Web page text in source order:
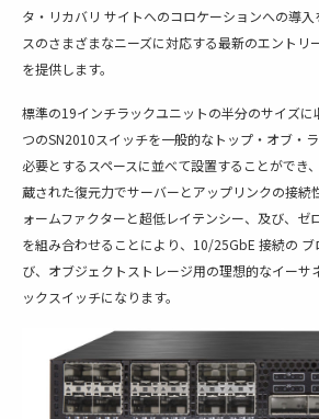
タ・リカバリ サイトへのコロケーションへの導
スのさまざまなニーズに対応する最新のエントリ
を提供します。
標準の19インチラックユニットの半分のサイズ
つのSN2010スイッチを一般的なトップ・オブ・
必要とするスペースに並べて設置することができ
蔵された復元力でサーバーとアップリンクの接続
ォームファクターと超低レイテンシー、及び、ゼ
を組み合わせることにより、10/25GbE 接続の ブ
び、オブジェクトストレージ用の理想的なイーサ
ックスイッチになります。